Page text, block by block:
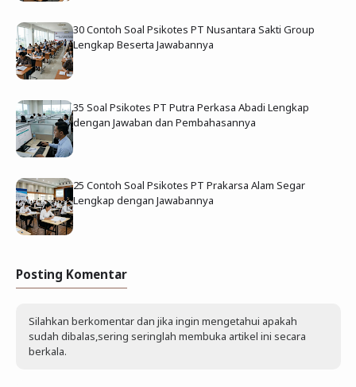
30 Contoh Soal Psikotes PT Nusantara Sakti Group
Lengkap Beserta Jawabannya
35 Soal Psikotes PT Putra Perkasa Abadi Lengkap
dengan Jawaban dan Pembahasannya
25 Contoh Soal Psikotes PT Prakarsa Alam Segar
Lengkap dengan Jawabannya
Posting Komentar
Silahkan berkomentar dan jika ingin mengetahui apakah
sudah dibalas,sering seringlah membuka artikel ini secara
berkala.